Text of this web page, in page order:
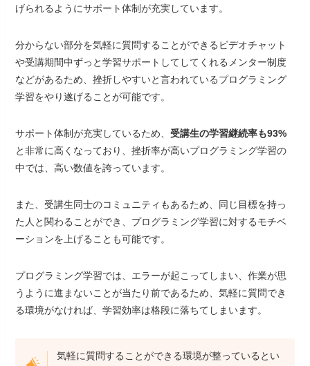
げられるようにサポート体制が充実しています。
分からない部分を気軽に質問することができるビデオチャット
や受講期間中ずっと学習サポートしてしてくれるメンター制度
などがあるため、挫折しやすいと言われているプログラミング
学習をやり遂げることが可能です。
サポート体制が充実しているため、受講生の学習継続率も93%
と非常に高くなっており、挫折率が高いプログラミング学習の
中では、高い数値を誇っています。
また、受講生同士のコミュニティもあるため、同じ目標を持っ
た人と関わることができ、プログラミング学習に対するモチベ
ーションを上げることも可能です。
プログラミング学習では、エラーが起こってしまい、作業が思
うように進まないことが当たり前であるため、気軽に質問でき
る環境がなければ、学習効率は格段に落ちてしまいます。
気軽に質問することができる環境が整っているとい